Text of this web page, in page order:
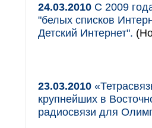
24.03.2010 С 2009
"белых списков
Детский Интернет".
23.03.2010
крупнейших в
радиосвязи для